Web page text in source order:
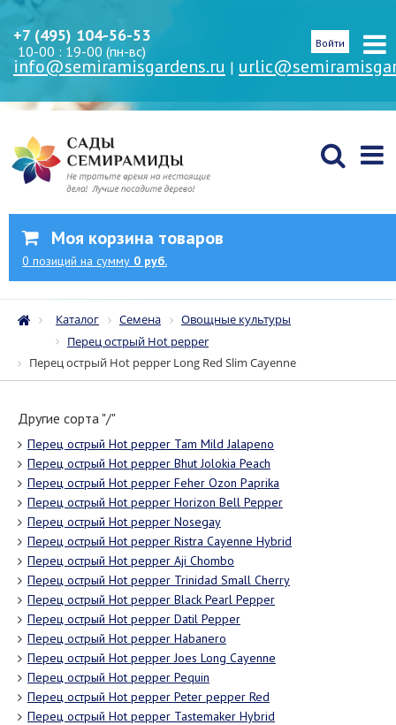
+7 (495) 104-56-53
10-00 : 19-00 (пн-вс)
info@semiramisgardens.ru |
Войти
Моя корзина товаров
0 позиций на сумму 0 руб.
Каталог Семена
Овощные культуры
Перец острый Hot pepper
Перец острый Hot pepper Long Red Slim Cayenne
Другие сорта "/"
Перец острый Hot pepper Tam Mild Jalapeno
Перец острый Hot pepper Bhut Jolokia Peach
Перец острый Hot pepper Feher Ozon Paprika
Перец острый Hot pepper Horizon Bell Pepper
Перец острый Hot pepper Nosegay
Перец острый Hot pepper Ristra Cayenne Hybrid
Перец острый Hot pepper Aji Chombo
Перец острый Hot pepper Trinidad Small Cherry
Перец острый Hot pepper Black Pearl Pepper
Перец острый Hot pepper Datil Pepper
Перец острый Hot pepper Habanero
Перец острый Hot pepper Joes Long Cayenne
Перец острый Hot pepper Pequin
Перец острый Hot pepper Peter pepper Red
Перец острый Hot pepper Tastemaker Hybrid